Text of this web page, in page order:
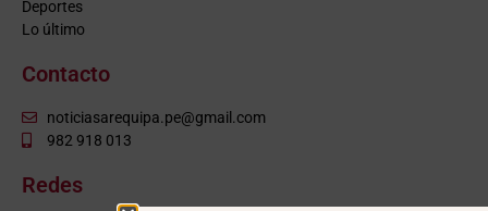
Deportes
Lo último
Contacto
noticiasarequipa.pe@gmail.com
982 918 013
Redes